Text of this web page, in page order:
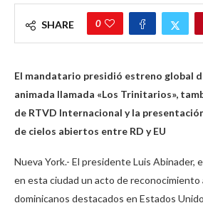
SHARE 0
El mandatario presidió estreno global
animada llamada «Los Trinitarios»,
de RTVD Internacional y la
de cielos abiertos entre RD y EU
Nueva York.- El presidente Luis Abinader,
en esta ciudad un acto de reconocimiento
dominicanos destacados en Estados